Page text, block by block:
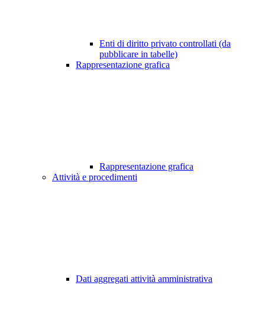
Enti di diritto privato controllati (da
pubblicare in tabelle)
Rappresentazione grafica
Rappresentazione grafica
Attività e procedimenti
Dati aggregati attività amministrativa